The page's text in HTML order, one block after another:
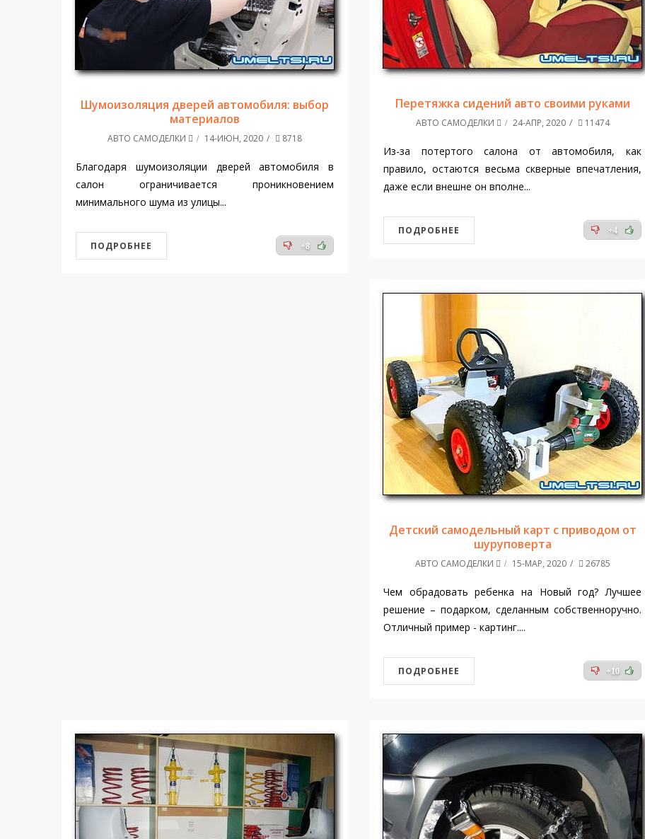
Шумоизоляция дверей автомобиля: выбор
материалов
АВТО САМОДЕЛКИ 14-ИЮН, 2020 8718
Благодаря шумоизоляции дверей автомобиля в
салон ограничивается проникновением
минимального шума из улицы...
+8
ПОДРОБНЕЕ
Перетяжка сидений авто своими руками
АВТО САМОДЕЛКИ 24-АПР, 2020 11474
Из-за потертого салона от автомобиля, как
правило, остаются весьма скверные впечатления,
даже если внешне он вполне...
+4
ПОДРОБНЕЕ
Детский самодельный карт с приводом от
шуруповерта
АВТО САМОДЕЛКИ 15-МАР, 2020 26785
Чем обрадовать ребенка на Новый год? Лучшее
решение – подарком, сделанным собственноручно.
Отличный пример - картинг....
+10
ПОДРОБНЕЕ